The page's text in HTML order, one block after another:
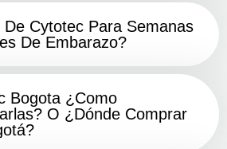
De Cytotec Para Semanas
De Embarazo?
Bogota ¿Como
O ¿Dónde Comprar